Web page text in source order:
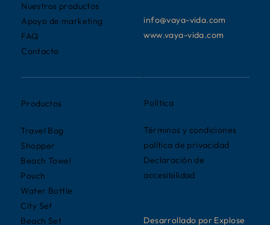
info@vaya-vida.com
www.vaya-vida.com
Nuestros productos
Apoyo de marketing
FAQ
Contacto
Productos
Travel Bag
Shopper
Beach Towel
Pouch
Water Bottle
City Set
Beach Set
Política
Términos y condiciones
política de privacidad
Declaración de
accesibilidad
Desarrollado por Explose